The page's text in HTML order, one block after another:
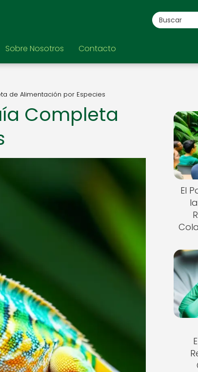
Sobre Nosotros Contacto
de Alimentación por Especies
Completa
El